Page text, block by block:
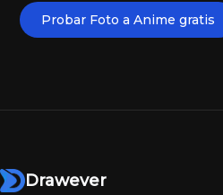
Probar Foto a Anime gratis
Drawever